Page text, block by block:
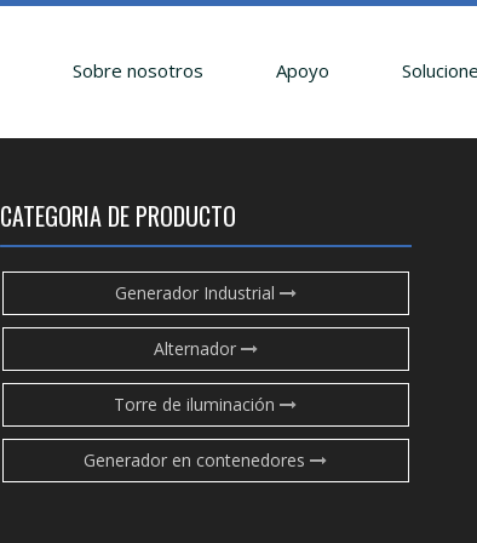
Sobre nosotros Apoyo
CATEGORIA DE PRODUCTO
Generador Industrial
Alternador
Torre de iluminación
Generador en contenedores